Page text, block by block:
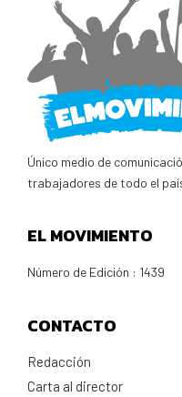
Único medio de
trabajadores de todo el
EL MOVIMIENTO
Número de Edición : 1439
CONTACTO
Redacción
Carta al director